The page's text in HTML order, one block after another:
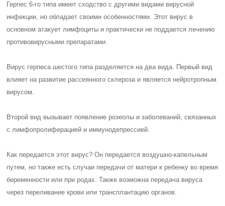
Герпес 6-го типа имеет сходство с другими видами вирусной
инфекции, но обладает своими особенностями. Этот вирус в
основном атакует лимфоциты и практически не поддается лечению
противовирусными препаратами.
Вирус герпеса шестого типа разделяется на два вида. Первый вид
влияет на развитие рассеянного склероза и является нейротропным
вирусом.
Второй вид вызывает появление розеолы и заболеваний, связанных
с лимфопролиферацией и иммунодепрессией.
Как передается этот вирус? Он передается воздушно-капельным
путем, но также есть случаи передачи от матери к ребенку во время
беременности или при родах. Также возможна передача вируса
через переливание крови или трансплантацию органов.